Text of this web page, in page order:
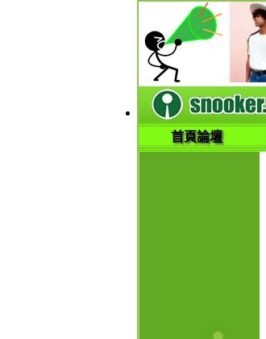
首頁論壇